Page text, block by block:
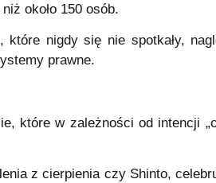
około 150 osób.
nigdy się nie spotkały,
prawne.
które w zależności od intencji
z cierpienia czy Shinto,